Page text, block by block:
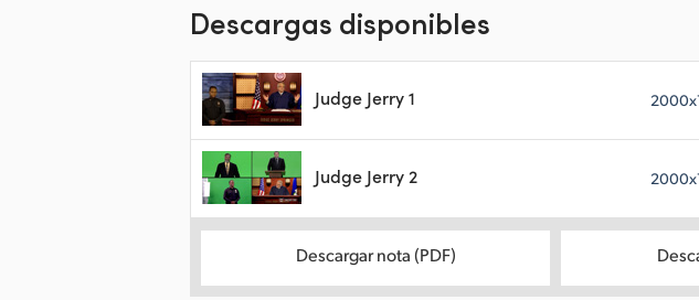
Descargas disponibles
Judge Jerry 1
Judge Jerry 2
Descargar nota (PDF)